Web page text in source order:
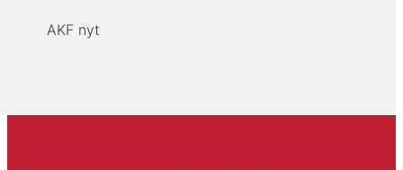
AKF nyt